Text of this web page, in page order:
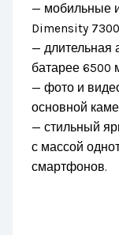
— мобильные
Dimensity
— длительная
батарее 6500
— фото и
основной
— стильный
с массой
смартфонов.